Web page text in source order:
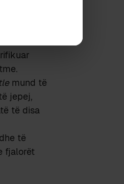
së fjalës,
mund të
jepej,
të disa
të
fjalorët